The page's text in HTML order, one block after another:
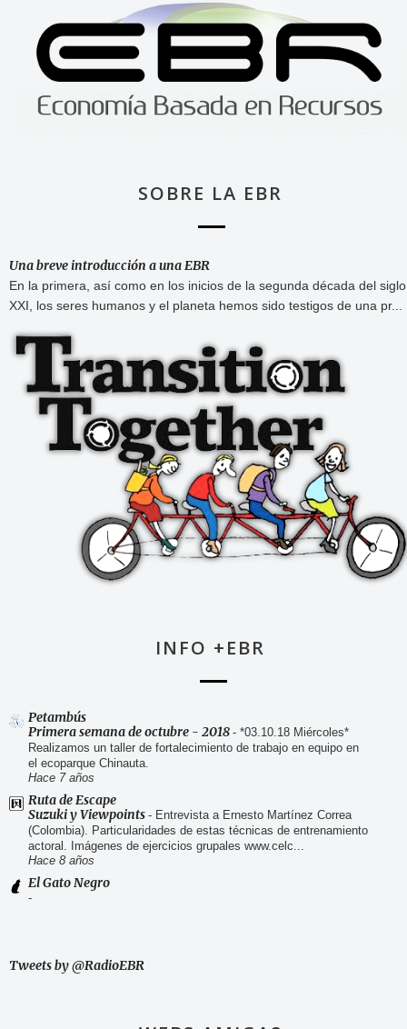
SOBRE LA EBR
Una breve introducción a una EBR
En la primera, así como en los inicios de la segunda década del siglo
XXI, los seres humanos y el planeta hemos sido testigos de una pr...
INFO +EBR
Petambús
Primera semana de octubre - 2018 - *03.10.18 Miércoles*
Realizamos un taller de fortalecimiento de trabajo en equipo en
el ecoparque Chinauta.
Hace 7 años
Ruta de Escape
Suzuki y Viewpoints - Entrevista a Ernesto Martínez Correa
(Colombia). Particularidades de estas técnicas de entrenamiento
actoral. Imágenes de ejercicios grupales www.celc...
Hace 8 años
El Gato Negro
-
Tweets by @RadioEBR